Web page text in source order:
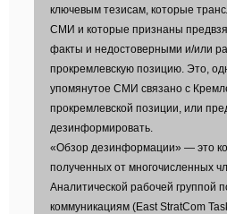
ключевым тезисам, которые
СМИ и которые признаны
факты и недостоверными и/или
прокремлевскую позицию. Это,
упомянутое СМИ связано с
прокремлевской позиции, или
дезинформировать.
«Обзор дезинформации» — это
полученных от многочисленных
Аналитической рабочей группой
коммуникациям (East StratCom